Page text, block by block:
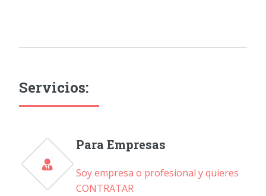
Servicios:
Para Empresas
Soy empresa o profesional y quieres
CONTRATAR